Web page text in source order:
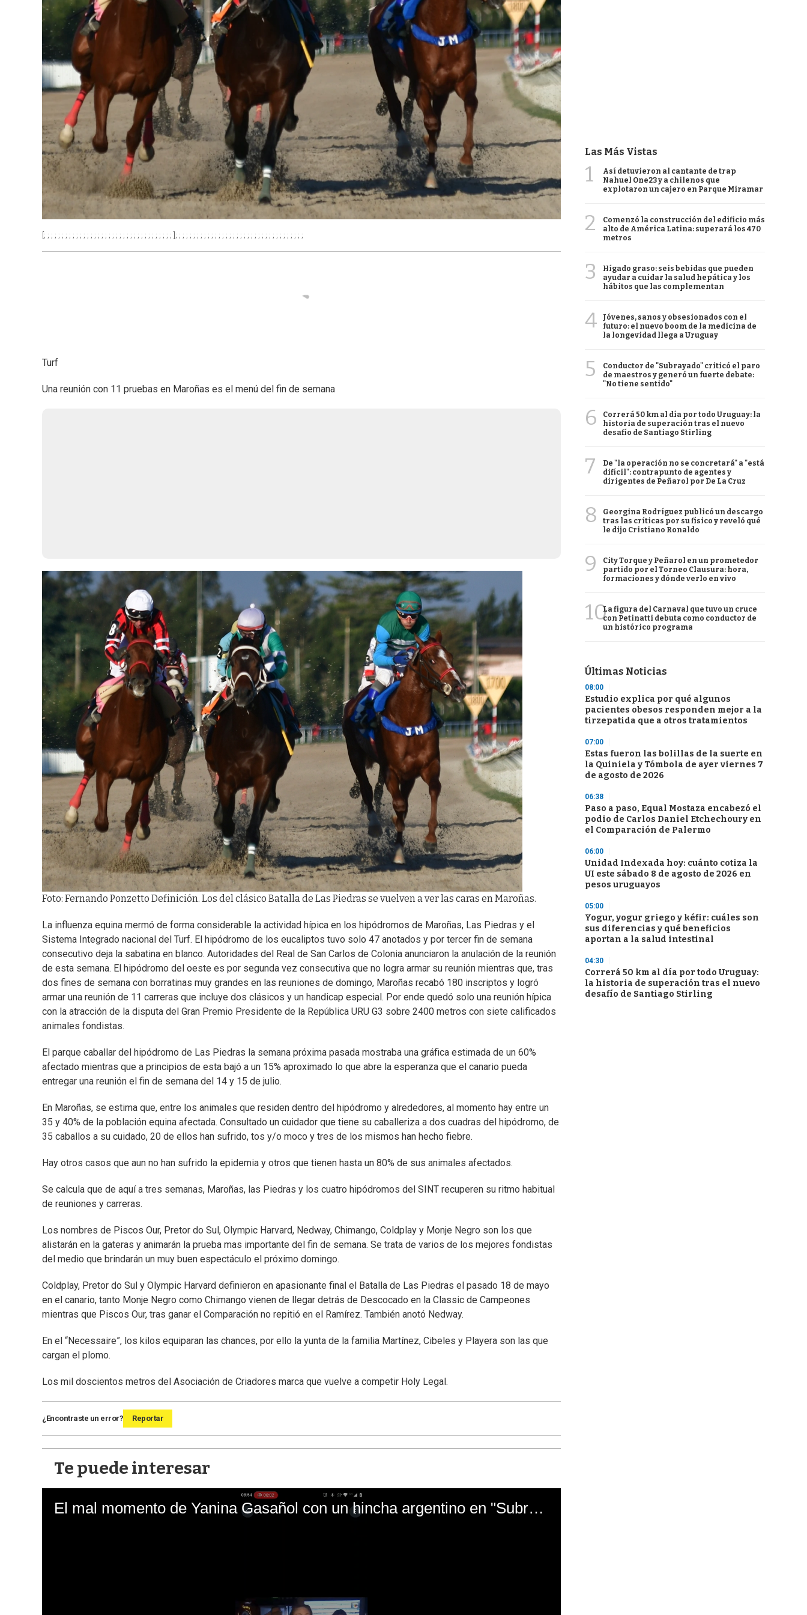
[; ; ; ; ; ; ; ; ; ; ; ; ; ; ; ; ; ; ; ; ; ; ; ; ; ; ; ; ; ; ; ; ; ; ; ; ]; ; ; ; ; ; ; ; ; ; ; ; ; ; ; ; ; ; ; ; ; ; ; ; ; ; ; ; ; ; ; ; ; ; ; ;
Turf
Una reunión con 11 pruebas en Maroñas es el menú del fin de semana
Foto: Fernando Ponzetto Definición. Los del clásico Batalla de Las Piedras se vuelven a ver las caras en Maroñas.
La influenza equina mermó de forma considerable la actividad hípica en los hipódromos de Maroñas, Las Piedras y el
Sistema Integrado nacional del Turf. El hipódromo de los eucaliptos tuvo solo 47 anotados y por tercer fin de semana
consecutivo deja la sabatina en blanco. Autoridades del Real de San Carlos de Colonia anunciaron la anulación de la reunión
de esta semana. El hipódromo del oeste es por segunda vez consecutiva que no logra armar su reunión mientras que, tras
dos fines de semana con borratinas muy grandes en las reuniones de domingo, Maroñas recabó 180 inscriptos y logró
armar una reunión de 11 carreras que incluye dos clásicos y un handicap especial. Por ende quedó solo una reunión hípica
con la atracción de la disputa del Gran Premio Presidente de la República URU G3 sobre 2400 metros con siete calificados
animales fondistas.
El parque caballar del hipódromo de Las Piedras la semana próxima pasada mostraba una gráfica estimada de un 60%
afectado mientras que a principios de esta bajó a un 15% aproximado lo que abre la esperanza que el canario pueda
entregar una reunión el fin de semana del 14 y 15 de julio.
En Maroñas, se estima que, entre los animales que residen dentro del hipódromo y alrededores, al momento hay entre un
35 y 40% de la población equina afectada. Consultado un cuidador que tiene su caballeriza a dos cuadras del hipódromo, de
35 caballos a su cuidado, 20 de ellos han sufrido, tos y/o moco y tres de los mismos han hecho fiebre.
Hay otros casos que aun no han sufrido la epidemia y otros que tienen hasta un 80% de sus animales afectados.
Se calcula que de aquí a tres semanas, Maroñas, las Piedras y los cuatro hipódromos del SINT recuperen su ritmo habitual
de reuniones y carreras.
Los nombres de Piscos Our, Pretor do Sul, Olympic Harvard, Nedway, Chimango, Coldplay y Monje Negro son los que
alistarán en la gateras y animarán la prueba mas importante del fin de semana. Se trata de varios de los mejores fondistas
del medio que brindarán un muy buen espectáculo el próximo domingo.
Coldplay, Pretor do Sul y Olympic Harvard definieron en apasionante final el Batalla de Las Piedras el pasado 18 de mayo
en el canario, tanto Monje Negro como Chimango vienen de llegar detrás de Descocado en la Classic de Campeones
mientras que Piscos Our, tras ganar el Comparación no repitió en el Ramírez. También anotó Nedway.
En el “Necessaire”, los kilos equiparan las chances, por ello la yunta de la familia Martínez, Cibeles y Playera son las que
cargan el plomo.
Los mil doscientos metros del Asociación de Criadores marca que vuelve a competir Holy Legal.
¿Encontraste un error? Reportar
Te puede interesar
El mal momento de Yanina Gasañol con un hincha argentino en "Subrayado"
Las Más Vistas
1
Así detuvieron al cantante de trap
Nahuel One23 y a chilenos que
explotaron un cajero en Parque Miramar
2
Comenzó la construcción del edificio más
alto de América Latina: superará los 470
metros
3
Hígado graso: seis bebidas que pueden
ayudar a cuidar la salud hepática y los
hábitos que las complementan
4
Jóvenes, sanos y obsesionados con el
futuro: el nuevo boom de la medicina de
la longevidad llega a Uruguay
5
Conductor de "Subrayado" criticó el paro
de maestros y generó un fuerte debate:
"No tiene sentido"
6
Correrá 50 km al día por todo Uruguay: la
historia de superación tras el nuevo
desafío de Santiago Stirling
7
De "la operación no se concretará" a "está
difícil": contrapunto de agentes y
dirigentes de Peñarol por De La Cruz
8
Georgina Rodríguez publicó un descargo
tras las críticas por su físico y reveló qué
le dijo Cristiano Ronaldo
9
City Torque y Peñarol en un prometedor
partido por el Torneo Clausura: hora,
formaciones y dónde verlo en vivo
10La figura del Carnaval que tuvo un cruce
con Petinatti debuta como conductor de
un histórico programa
Últimas Noticias
08:00
Estudio explica por qué algunos
pacientes obesos responden mejor a la
tirzepatida que a otros tratamientos
07:00
Estas fueron las bolillas de la suerte en
la Quiniela y Tómbola de ayer viernes 7
de agosto de 2026
06:38
Paso a paso, Equal Mostaza encabezó el
podio de Carlos Daniel Etchechoury en
el Comparación de Palermo
06:00
Unidad Indexada hoy: cuánto cotiza la
UI este sábado 8 de agosto de 2026 en
pesos uruguayos
05:00
Yogur, yogur griego y kéfir: cuáles son
sus diferencias y qué beneficios
aportan a la salud intestinal
04:30
Correrá 50 km al día por todo Uruguay:
la historia de superación tras el nuevo
desafío de Santiago Stirling